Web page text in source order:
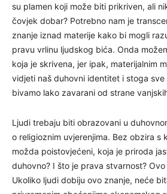
su plamen koji može biti prikriven, ali
čovjek dobar? Potrebno nam je
znanje iznad materije kako bi mogli
pravu vrlinu ljudskog bića. Onda
koja je skrivena, jer ipak, materijalnim
vidjeti naš duhovni identitet i stoga
bivamo lako zavarani od strane
Ljudi trebaju biti obrazovani u
o religioznim uvjerenjima. Bez obzira s
možda poistovjećeni, koja je priroda
duhovno? I što je prava stvarnost?
Ukoliko ljudi dobiju ovo znanje, neće